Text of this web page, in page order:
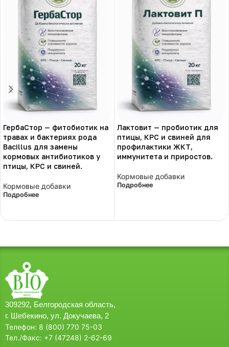
ГербаСтор — фитобиотик на
травах и бактериях рода
Bacillus для замены
кормовых антибиотиков у
птицы, КРС и свиней.
Кормовые добавки
Подробнее
Лактовит — пробиотик для
птицы, КРС и свиней для
профилактики ЖКТ,
иммунитета и приростов.
Кормовые добавки
Подробнее
309292, Белгородская область,
г. Шебекино, ул. Докучаева, 2
Телефон: 8 (800) 770 75-03
Тел./Факс: +7 (47248) 2-62-69